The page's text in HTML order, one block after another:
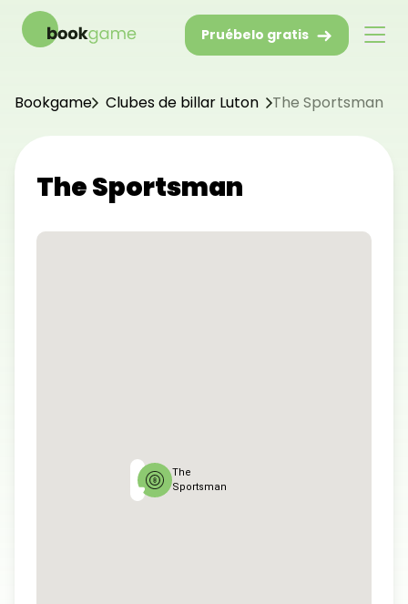
Pruébelo gratis
Bookgame Clubes de billar Luton The Sportsman
The Sportsman
The
Sportsman